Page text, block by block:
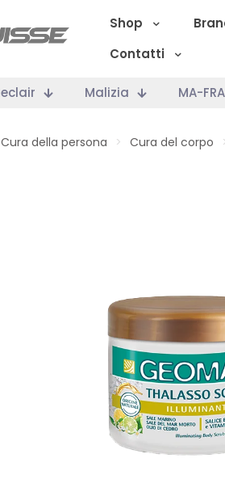
Shop
Contatti
Malizia MA-FRA
Cura della persona > Cura del corpo